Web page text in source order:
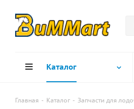
Каталог
Главная - Каталог - Запчасти для